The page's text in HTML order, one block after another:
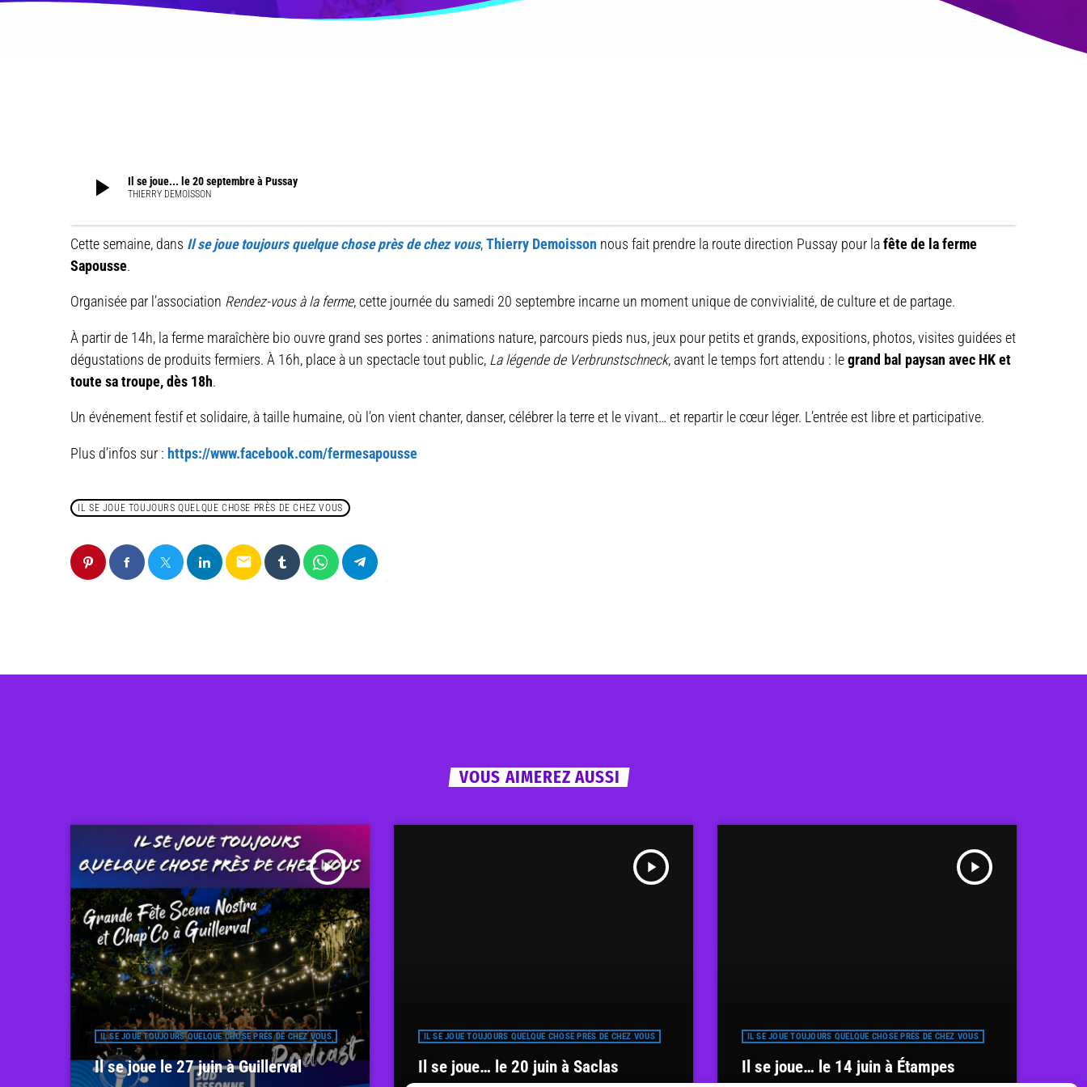
play_arrow Il se joue... le 20 septembre à Pussay
THIERRY DEMOISSON
Cette semaine, dans Il se joue toujours quelque chose près de chez vous, Thierry Demoisson nous fait prendre la route direction Pussay pour la fête de la ferme
Sapousse.
Organisée par l’association Rendez-vous à la ferme, cette journée du samedi 20 septembre incarne un moment unique de convivialité, de culture et de partage.
À partir de 14h, la ferme maraîchère bio ouvre grand ses portes : animations nature, parcours pieds nus, jeux pour petits et grands, expositions, photos, visites guidées et
dégustations de produits fermiers. À 16h, place à un spectacle tout public, La légende de Verbrunstschneck, avant le temps fort attendu : le grand bal paysan avec HK et
toute sa troupe, dès 18h.
Un événement festif et solidaire, à taille humaine, où l’on vient chanter, danser, célébrer la terre et le vivant… et repartir le cœur léger. L’entrée est libre et participative.
Plus d’infos sur : https://www.facebook.com/fermesapousse
IL SE JOUE TOUJOURS QUELQUE CHOSE PRÈS DE CHEZ VOUS
email
VOUS AIMEREZ AUSSI
play_arrow
IL SE JOUE TOUJOURS QUELQUE CHOSE PRÈS DE CHEZ VOUS
Il se joue le 27 juin à Guillerval
play_arrow
IL SE JOUE TOUJOURS QUELQUE CHOSE PRÈS DE CHEZ VOUS
Il se joue… le 20 juin à Saclas
play_arrow
IL SE JOUE TOUJOURS QUELQUE CHOSE PRÈS DE CHEZ VOUS
Il se joue… le 14 juin à Étampes